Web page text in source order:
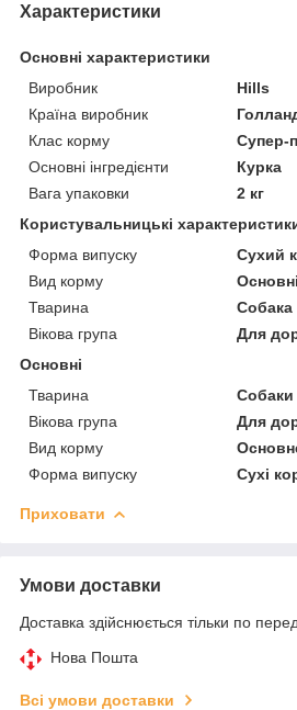
Характеристики
Основні характеристики
Виробник
Hills
Країна виробник
Клас корму
Супер-
Основні інгредієнти
Курка
Вага упаковки
2 кг
Користувальницькі
Форма випуску
Сухий
Вид корму
Тварина
Собака
Вікова група
Для
Основні
Тварина
Собаки
Вікова група
Для
Вид корму
Форма випуску
Сухі
Приховати
Умови доставки
Доставка здійснюється тільки по
Нова Пошта
Всі умови доставки